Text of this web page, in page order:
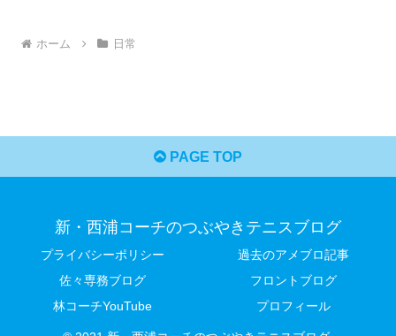
ホーム 日常
PAGE TOP
新・西浦コーチのつぶやきテニスブログ
プライバシーポリシー
過去のアメブロ記事
佐々専務ブログ
フロントブログ
林コーチYouTube
プロフィール